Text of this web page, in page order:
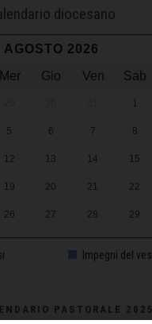
diocesano
AGOSTO 2026
Mer Gio Ven Sab
1
5 6 7 8
12 13 14 15
19 20 21 22
26 27 28 29
Impegni del
PASTORALE